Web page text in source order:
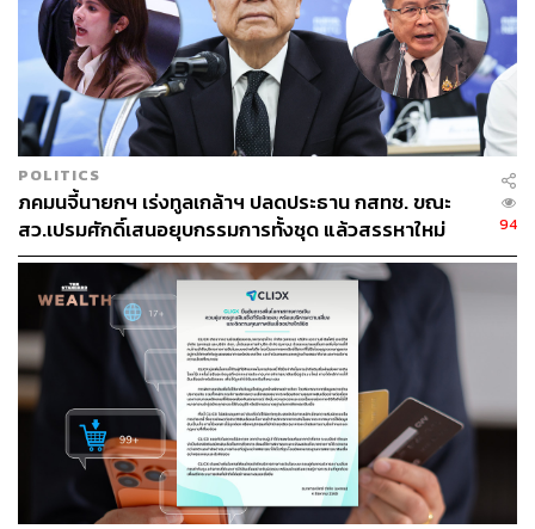
Twitter:twitter.com/standard_wealth
Instagram:instagram.com/thestandardwealth
Official Line:https://lin.ee/xfPbXUP
สามารถติดตาม THE STANDARD WEALTH
ผ่านแอปพลิเคชันต่างๆ ที่คุณสะดวกหรือใช้งานอยู่แล้วได้เลย
TAGS: ธนาคารแห่งประเทศไทย
ธนาคาร
สมาคมธนาคารไทย
บัตรเครดิต
การชดเชยความเสียหาย
ธุรกรรมทางการเงิน
ข้อมูลส่วนบุคคล
บัตรเดบิต
POLITICS
ภคมนจี้นายกฯ เร่งทูลเกล้าฯ ปลดประธาน กสทช. ขณะ
สว.เปรมศักดิ์เสนอยุบกรรมการทั้งชุด แล้วสรรหาใหม่
94